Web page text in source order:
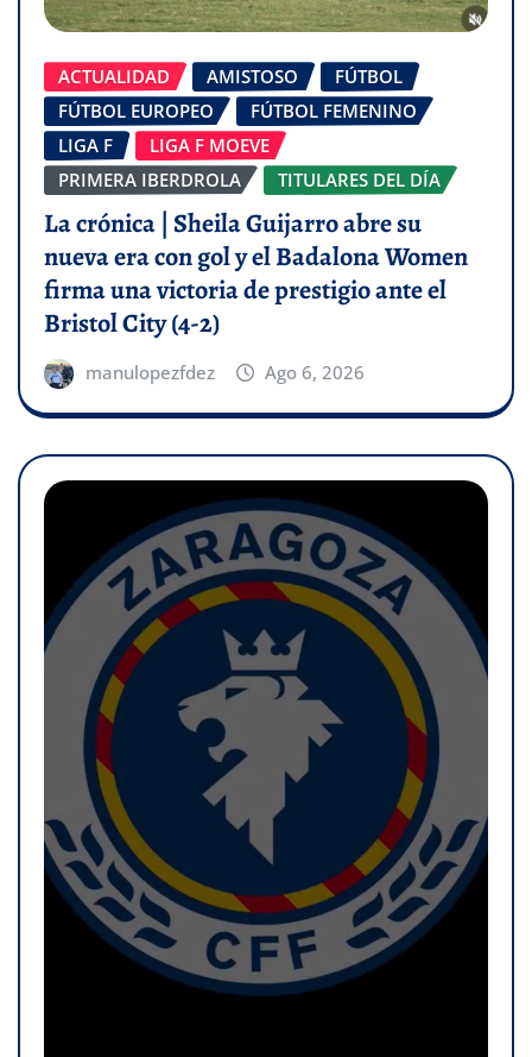
ACTUALIDAD AMISTOSO
FÚTBOL
FÚTBOL EUROPEO
FÚTBOL FEMENINO
LIGA F
LIGA F MOEVE
PRIMERA IBERDROLA
TITULARES DEL DÍA
La crónica | Sheila Guijarro abre su
nueva era con gol y el Badalona Women
firma una victoria de prestigio ante el
Bristol City (4-2)
manulopezfdez Ago 6, 2026